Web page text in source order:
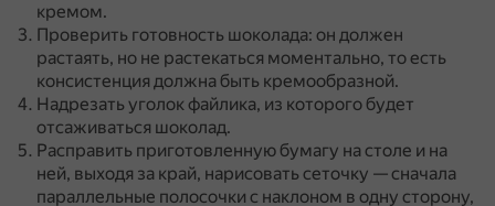
кремом.
Проверить готовность шоколада: он должен
растаять, но не растекаться моментально, то есть
консистенция должна быть кремообразной.
Надрезать уголок файлика, из которого будет
отсаживаться шоколад.
Расправить приготовленную бумагу на столе и на
ней, выходя за край, нарисовать сеточку — сначала
параллельные полосочки с наклоном в одну сторону,